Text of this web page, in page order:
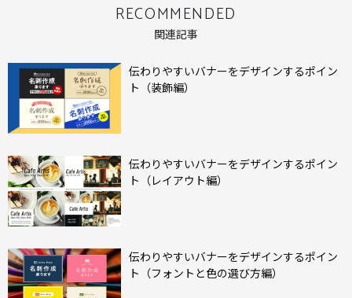
RECOMMENDED
関連記事
伝わりやすいバナーをデザインするポイン
ト（装飾編）
伝わりやすいバナーをデザインするポイン
ト（レイアウト編）
伝わりやすいバナーをデザインするポイン
ト（フォントと色の選び方編）